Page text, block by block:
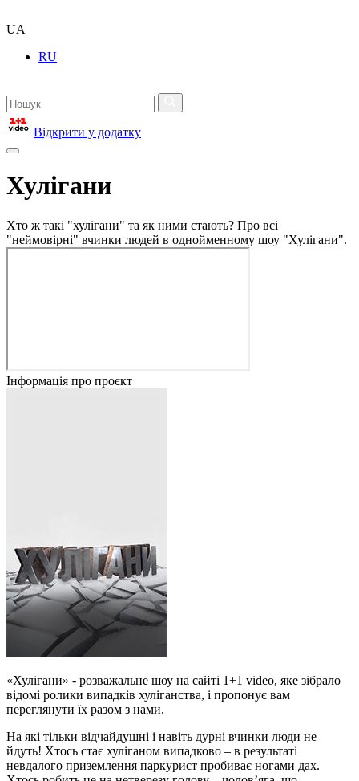
UA
RU
Відкрити у додатку
Хулігани
Хто ж такі "хулігани" та як ними стають? Про всі
"неймовірні" вчинки людей в однойменному шоу "Хулігани".
Інформація про проєкт
«Хулігани» - розважальне шоу на сайті 1+1 video, яке зібрало
відомі ролики випадків хуліганства, і пропонує вам
переглянути їх разом з нами.
На які тільки відчайдушні і навіть дурні вчинки люди не
йдуть! Хтось стає хуліганом випадково – в результаті
невдалого приземлення паркурист пробиває ногами дах.